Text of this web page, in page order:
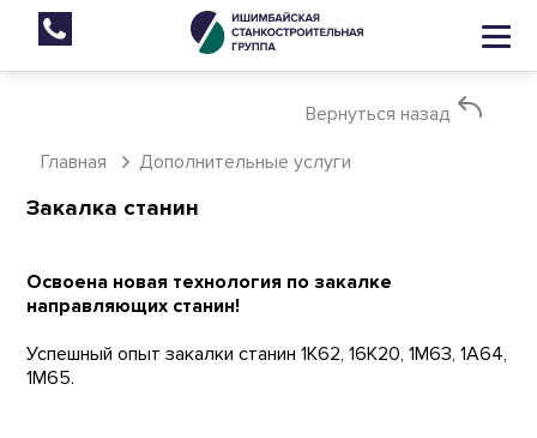
Вернуться назад
Главная
Дополнительные услуги
Закалка станин
Освоена новая технология по закалке
направляющих станин!
Успешный опыт закалки станин 1К62, 16К20, 1М63, 1А64,
1М65.